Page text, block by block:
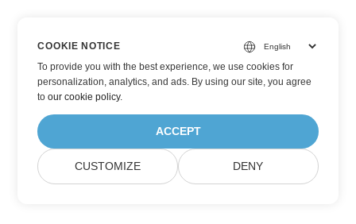
COOKIE NOTICE
To provide you with the best experience, we use cookies for
personalization, analytics, and ads. By using our site, you agree
toour cookie policy.
ACCEPT
CUSTOMIZE DENY